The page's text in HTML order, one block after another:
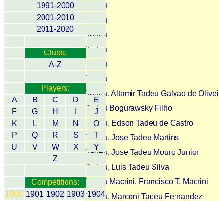
1991-2000
2001-2010
2011-2020
Clubs:
A-Z
Players:
A
B C D
E
F
G H
J
K
L M N
O
P
Q R S
T
U
V W X
Y
Z
Competitions:
1900 1901 1902 1903 1904
Tadeu
Tadeu
Tadeu
Tadeu
Tadeu
Tadeu
Tadeu, Altamir Tadeu Galvao de
Tadeu Bogurawsky Filho
Tadeu, Edson Tadeu de Castro
Tadeu, Jose Tadeu Martins
Tadeu, Jose Tadeu Mouro Junior
Tadeu, Luis Tadeu Silva
Tadeu Macrini, Francisco T. Macrini
Tadeu, Marconi Tadeu Fernandez